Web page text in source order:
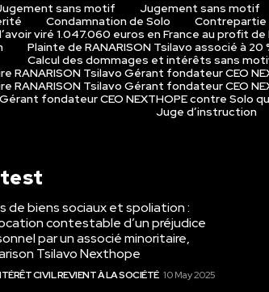
sans motif Jugement sans motif
Condamnation de Solo Contrepartie
viré 1.047.060 euros en France au profit de
Plainte de RANARISON Tsilavo associé à 20
Calcul des dommages et intérêts sans
RANARISON Tsilavo Gérant fondateur CEO
RANARISON Tsilavo Gérant fondateur CEO
fondateur CEO NEXTHOPE contre Solo
Juge d’instruction
de biens sociaux et spoliation :
contestable d’un préjudice
par un associé minoritaire,
Tsilavo Nexthope
CIVIL REVIENT À LA SOCIÉTÉ 10 May 2025